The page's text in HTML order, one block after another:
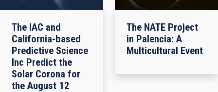
The IAC and
California-based
Predictive Science
Inc Predict the
Solar Corona for
the August 12
The NATE Project
in Palencia: A
Multicultural Event